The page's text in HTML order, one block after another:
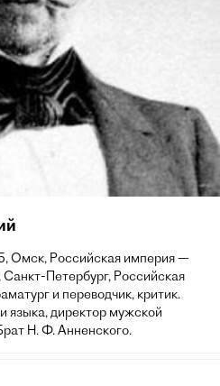
Омск, Российская империя —
Петербург, Российская
и переводчик, критик.
языка, директор мужской
Н. Ф. Анненского.